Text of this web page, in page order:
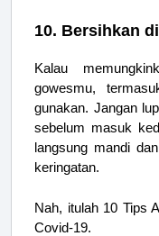
10. Bersihkan
Kalau
gowesmu,
gunakan. Jangan
sebelum masuk
langsung mandi
keringatan.
Nah, itulah 10 Tips
Covid-19.